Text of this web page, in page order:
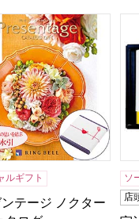
年間ギフト】
ンテージ ノクターン
ルギフト
テージ ノクター
ソ
店